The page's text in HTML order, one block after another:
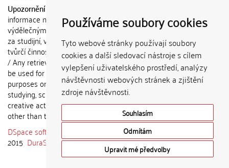
Používáme soubory cookies
Tyto webové stránky používají soubory
cookies a další sledovací nástroje s cílem
vylepšení uživatelského prostředí, analýzy
návštěvnosti webových stránek a zjištění
zdroje návštěvnosti.
Souhlasím
Odmítám
Upravit mé předvolby
Upozornění / Notice:
informace nemohou být použity k
výdělečným účelům nebo vydávány
za studijní, vědeckou nebo jinou
tvůrčí činnost jiné osoby než autora.
/ Any retrieved information shall not
be used for any commercial
purposes or claimed as results of
studying, scientific or any other
creative activities of any person
other than the author.
DSpace software
copyright © 2002-
2015 DuraSpace